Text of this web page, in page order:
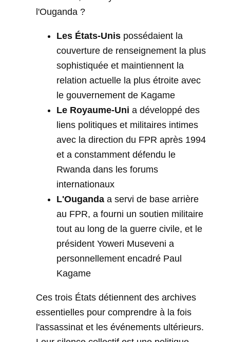
l'Ouganda ?
Les États-Unis possédaient la
couverture de renseignement la plus
sophistiquée et maintiennent la
relation actuelle la plus étroite avec
le gouvernement de Kagame
Le Royaume-Uni a développé des
liens politiques et militaires intimes
avec la direction du FPR après 1994
et a constamment défendu le
Rwanda dans les forums
internationaux
L'Ouganda a servi de base arrière
au FPR, a fourni un soutien militaire
tout au long de la guerre civile, et le
président Yoweri Museveni a
personnellement encadré Paul
Kagame
Ces trois États détiennent des archives
essentielles pour comprendre à la fois
l'assassinat et les événements ultérieurs.